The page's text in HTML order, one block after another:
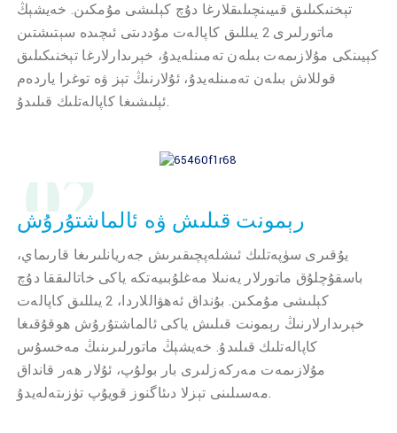
تېخنىكىلىق قىيىنچىلىقلارغا دۇچ كېلىشى مۇمكىن. خەيشېڭ
ماتورلىرى 2 يىللىق كاپالەت مۇددىتى ئىچىدە سېتىشتىن
كېيىنكى مۇلازىمەت بىلەن تەمىنلەيدۇ، خېرىدارلارغا تېخنىكىلىق
قوللاش بىلەن تەمىنلەيدۇ، ئۇلارنىڭ تېز ۋە توغرا ياردەم
ئېلىشىغا كاپالەتلىك قىلىدۇ.
02
رېمونت قىلىش ۋە ئالماشتۇرۇش
يۇقىرى سۈپەتلىك ئىشلەپچىقىرىش جەريانلىرىغا قارىماي،
باسقۇچلۇق ماتورلار يەنىلا مەغلۇبىيەتكە ياكى خاتالىققا دۇچ
كېلىشى مۇمكىن. بۇنداق ئەھۋاللاردا، 2 يىللىق كاپالەت
خېرىدارلارنىڭ رېمونت قىلىش ياكى ئالماشتۇرۇش ھوقۇقىغا
كاپالەتلىك قىلىدۇ. خەيشېڭ ماتورلىرىنىڭ مەخسۇس
مۇلازىمەت مەركەزلىرى بار بولۇپ، ئۇلار ھەر قانداق
مەسىلىنى تېزلا دىئاگنوز قويۇپ تۈزىتەلەيدۇ.